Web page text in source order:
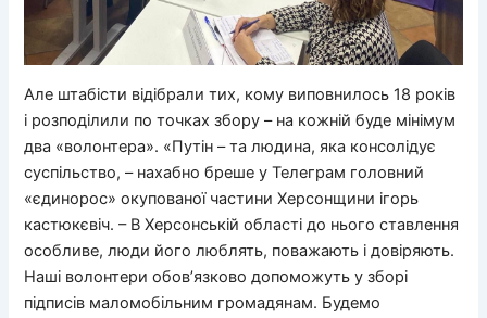
Але штабісти відібрали тих, кому виповнилось 18 років
і розподілили по точках збору – на кожній буде мінімум
два «волонтера». «Путін – та людина, яка консолідує
суспільство, – нахабно бреше у Телеграм головний
«єдинорос» окупованої частини Херсонщини ігорь
кастюкєвіч. – В Херсонській області до нього ставлення
особливе, люди його люблять, поважають і довіряють.
Наші волонтери обов’язково допоможуть у зборі
підписів маломобільним громадянам. Будемо